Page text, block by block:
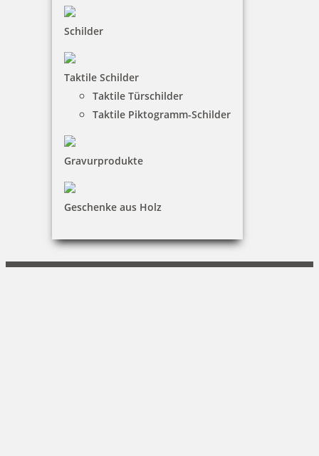
Schilder
Taktile Schilder
Taktile Türschilder
Taktile Piktogramm-Schilder
Gravurprodukte
Geschenke aus Holz
Vertrag widerrufen
Mein Konto
KONTAKT
Otto Grambeck e.K.
Florian Grambeck
+49 (0)5161 3116